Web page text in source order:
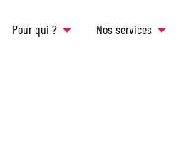
Pour qui ? Nos services